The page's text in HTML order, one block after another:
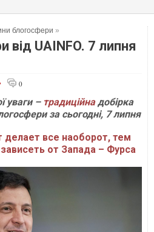
блогосфери »
від UAINFO. 7 липня
0
уваги – традиційнадобірка
за сьогодні, 7 липня
все наоборот, тем
от Запада – Фурса